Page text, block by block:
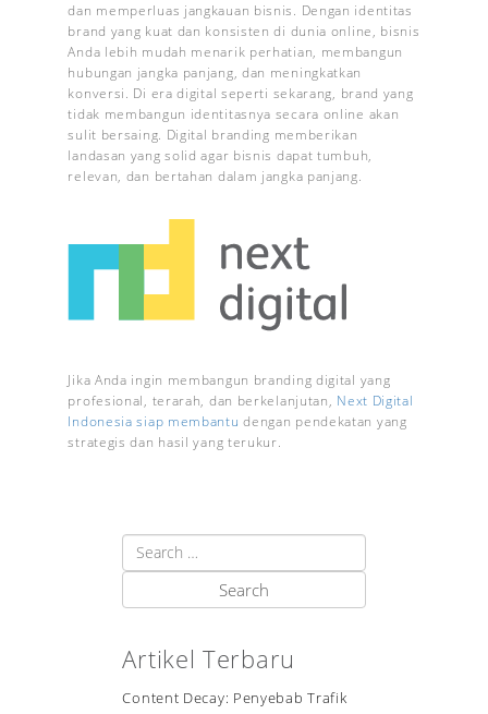
dan memperluas jangkauan bisnis. Dengan identitas
brand yang kuat dan konsisten di dunia online, bisnis
Anda lebih mudah menarik perhatian, membangun
hubungan jangka panjang, dan meningkatkan
konversi. Di era digital seperti sekarang, brand yang
tidak membangun identitasnya secara online akan
sulit bersaing. Digital branding memberikan
landasan yang solid agar bisnis dapat tumbuh,
relevan, dan bertahan dalam jangka panjang.
Jika Anda ingin membangun branding digital yang
profesional, terarah, dan berkelanjutan, Next Digital
Indonesia siap membantu dengan pendekatan yang
strategis dan hasil yang terukur.
Artikel Terbaru
Content Decay: Penyebab Trafik